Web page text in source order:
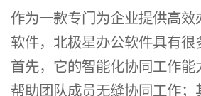
作为一款专门为企业提供高效
软件，北极星办公软件具有很
首先，它的智能化协同工作能
帮助团队成员无缝协同工作；